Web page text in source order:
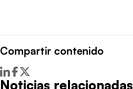
Compartir contenido
Noticias relacionadas